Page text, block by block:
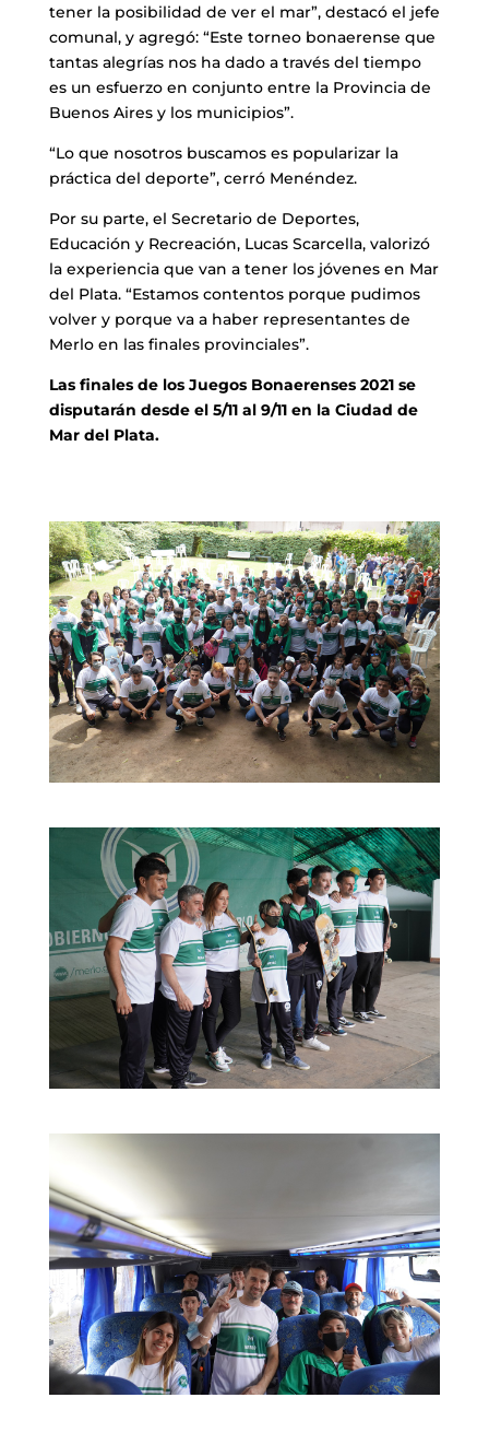
tener la posibilidad de ver el mar”, destacó el jefe
comunal, y agregó: “Este torneo bonaerense que
tantas alegrías nos ha dado a través del tiempo
es un esfuerzo en conjunto entre la Provincia de
Buenos Aires y los municipios”.
“Lo que nosotros buscamos es popularizar la
práctica del deporte”, cerró Menéndez.
Por su parte, el Secretario de Deportes,
Educación y Recreación, Lucas Scarcella, valorizó
la experiencia que van a tener los jóvenes en Mar
del Plata. “Estamos contentos porque pudimos
volver y porque va a haber representantes de
Merlo en las finales provinciales”.
Las finales de los Juegos Bonaerenses 2021 se
disputarán desde el 5/11 al 9/11 en la Ciudad de
Mar del Plata.